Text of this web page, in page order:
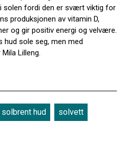
solen fordi den er svært viktig for
produksjonen av vitamin D,
og gir positiv energi og velvære.
hud sole seg, men med
Lilleng.
solbrent hud solvett